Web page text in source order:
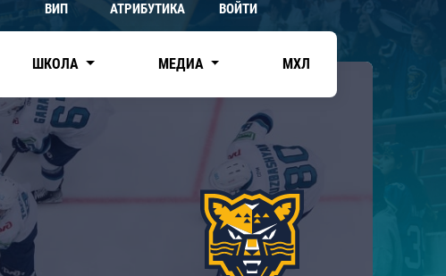
ВИП АТРИБУТИКА ВОЙТИ
ШКОЛА МЕДИА МХЛ